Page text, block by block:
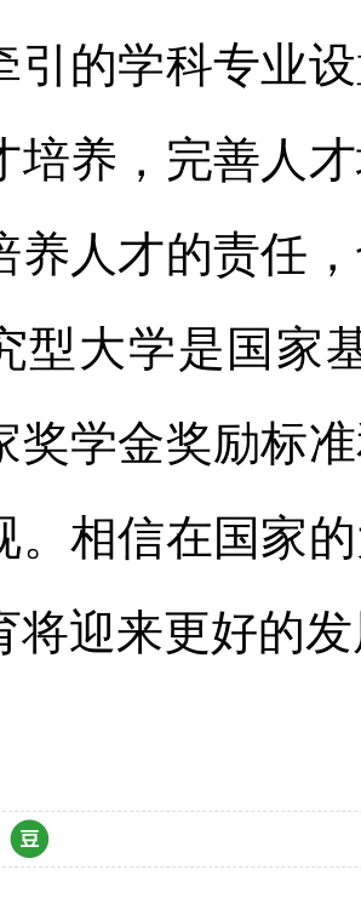
引的学科专业
培养，完善人
养人才的责任
型大学是国家
奖学金奖励标
。相信在国家
将迎来更好的